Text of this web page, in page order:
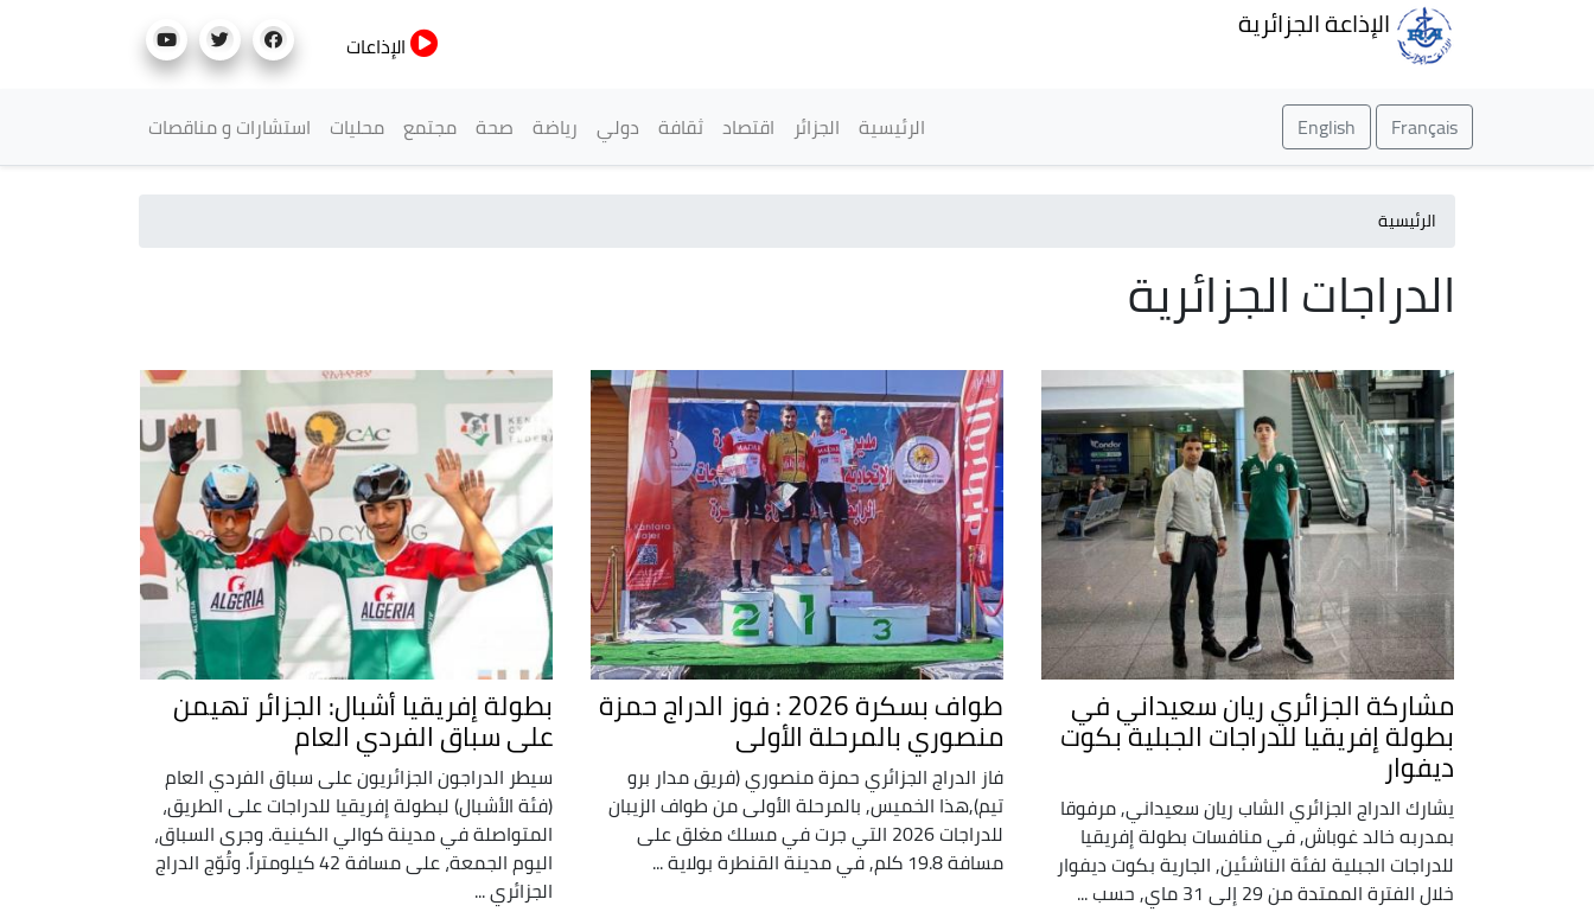
الإذاعة الجزائرية
الإذاعات
Français
English القائمة الرئيسية
الرئيسية الجزائر اقتصاد ثقافة دولي رياضة صحة مجتمع محليات استشارات و مناقصات
الرئيسية
الدراجات الجزائرية
مشاركة الجزائري ريان سعيداني في
بطولة إفريقيا للدراجات الجبلية بكوت
ديفوار
يشارك الدراج الجزائري الشاب ريان سعيداني, مرفوقا
بمدربه خالد غوباش, في منافسات بطولة إفريقيا
للدراجات الجبلية لفئة الناشئين, الجارية بكوت ديفوار
خلال الفترة الممتدة من 29 إلى 31 ماي, حسب ...
طواف بسكرة 2026 : فوز الدراج حمزة
منصوري بالمرحلة الأولى
فاز الدراج الجزائري حمزة منصوري (فريق مدار برو
تيم),هذا الخميس, بالمرحلة الأولى من طواف الزيبان
للدراجات 2026 التي جرت في مسلك مغلق على
مسافة 19.8 كلم, في مدينة القنطرة بولاية ...
بطولة إفريقيا أشبال: الجزائر تهيمن
على سباق الفردي العام
سيطر الدراجون الجزائريون على سباق الفردي العام
(فئة الأشبال) لبطولة إفريقيا للدراجات على الطريق،
المتواصلة في مدينة كوالي الكينية. وجرى السباق،
اليوم الجمعة، على مسافة 42 كيلومتراً. وتُوّج الدراج
الجزائري ...